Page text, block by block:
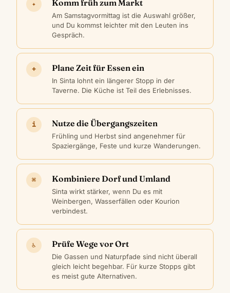
✦ Komm früh zum Markt
Am Samstagvormittag ist die Auswahl größer,
und Du kommst leichter mit den Leuten ins
Gespräch.
+ Plane Zeit für Essen ein
In Sinta lohnt ein längerer Stopp in der
Taverne. Die Küche ist Teil des Erlebnisses.
i Nutze die Übergangszeiten
Frühling und Herbst sind angenehmer für
Spaziergänge, Feste und kurze Wanderungen.
⌘ Kombiniere Dorf und Umland
Sinta wirkt stärker, wenn Du es mit
Weinbergen, Wasserfällen oder Kourion
verbindest.
♿ Prüfe Wege vor Ort
Die Gassen und Naturpfade sind nicht überall
gleich leicht begehbar. Für kurze Stopps gibt
es meist gute Alternativen.